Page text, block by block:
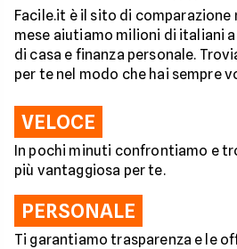
Facile.it è il sito di comparazione
mese aiutiamo milioni di italiani
di casa e finanza personale.
per te nel modo che hai sempre
VELOCE
In pochi minuti confrontiamo e
più vantaggiosa per te.
PERSONALE
Ti garantiamo trasparenza e le